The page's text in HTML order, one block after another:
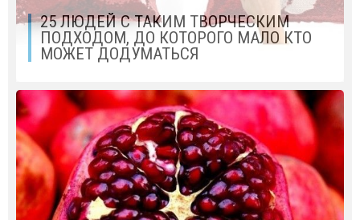
25 ЛЮДЕЙ С ТАКИМ ТВОРЧЕСКИМ
ПОДХОДОМ, ДО КОТОРОГО МАЛО КТО
МОЖЕТ ДОДУМАТЬСЯ